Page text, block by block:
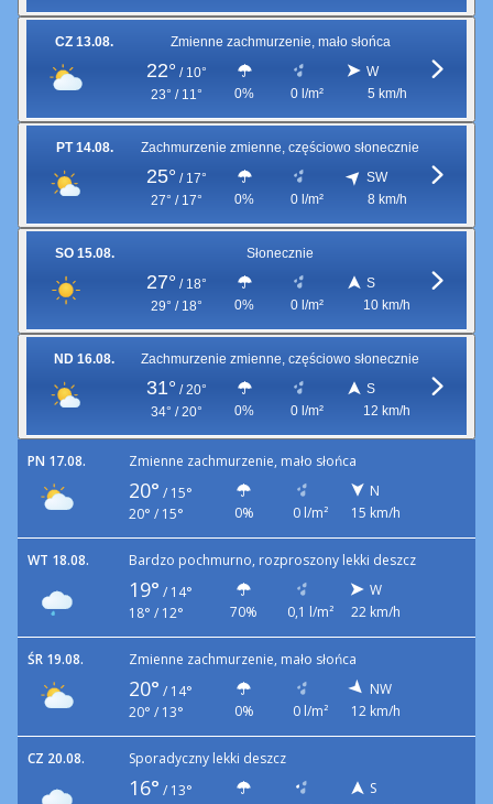
CZ 13.08. Zmienne zachmurzenie, mało słońca
22° / 10°
23° / 11°
0% 0 l/m²
W
5 km/h
PT 14.08. Zachmurzenie zmienne, częściowo słonecznie
25° / 17°
27° / 17°
0% 0 l/m²
SW
8 km/h
SO 15.08. Słonecznie
27° / 18°
29° / 18°
0% 0 l/m²
S
10 km/h
ND 16.08. Zachmurzenie zmienne, częściowo słonecznie
31° / 20°
34° / 20°
0% 0 l/m²
S
12 km/h
PN 17.08. Zmienne zachmurzenie, mało słońca
20° / 15°
20° / 15°
0% 0 l/m²
N
15 km/h
WT 18.08. Bardzo pochmurno, rozproszony lekki deszcz
19° / 14°
18° / 12°
70% 0,1 l/m²
W
22 km/h
ŚR 19.08. Zmienne zachmurzenie, mało słońca
20° / 14°
20° / 13°
0% 0 l/m²
NW
12 km/h
CZ 20.08. Sporadyczny lekki deszcz
16° / 13°
S